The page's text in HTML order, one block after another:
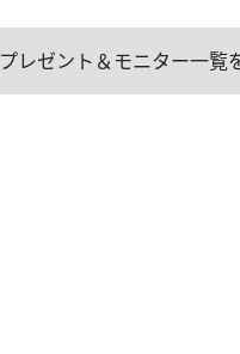
プレゼント＆モニター一覧